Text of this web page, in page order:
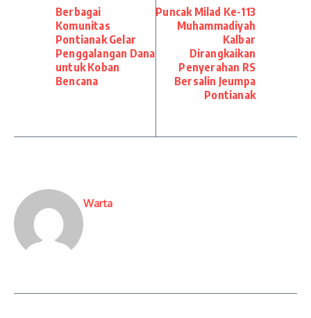
Berbagai
Komunitas
Pontianak Gelar
Penggalangan Dana
untuk Koban
Bencana
Puncak Milad Ke-113
Muhammadiyah
Kalbar
Dirangkaikan
Penyerahan RS
Bersalin Jeumpa
Pontianak
Warta